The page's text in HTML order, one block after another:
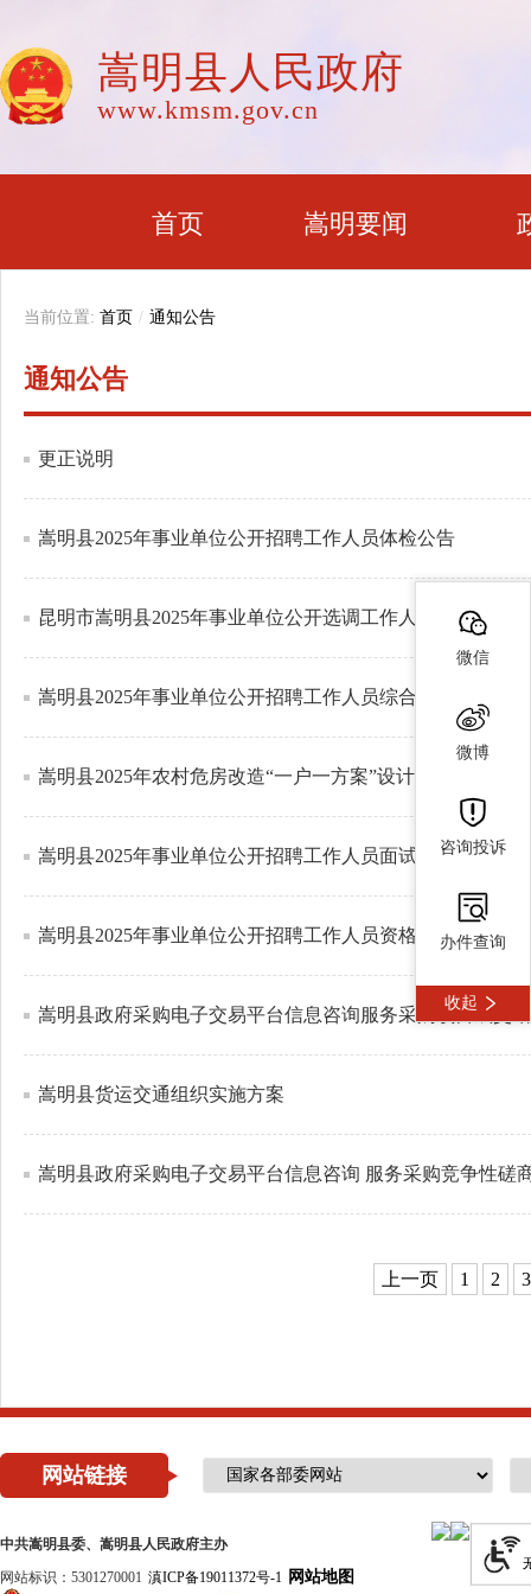
嵩明县人民政府
www.kmsm.gov.cn
首页 嵩明要闻
当前位置: 首页 / 通知公告
通知公告
更正说明
嵩明县2025年事业单位公开招聘工作人员体检公告
昆明市嵩明县2025年事业单位公开选调工作人员公告
嵩明县2025年事业单位公开招聘工作人员综合成绩及进入
嵩明县2025年农村危房改造“一户一方案”设计、房屋鉴定
嵩明县2025年事业单位公开招聘工作人员面试公告
嵩明县2025年事业单位公开招聘工作人员资格复审公告
嵩明县政府采购电子交易平台信息咨询服务采购项目成交
嵩明县货运交通组织实施方案
嵩明县政府采购电子交易平台信息咨询 服务采购竞争性磋
上一页 1 2 3
网站链接
中共嵩明县委、嵩明县人民政府主办
网站标识：5301270001 滇ICP备19011372号-1 网站地图
微信
微博
咨询投诉
办件查询
收起